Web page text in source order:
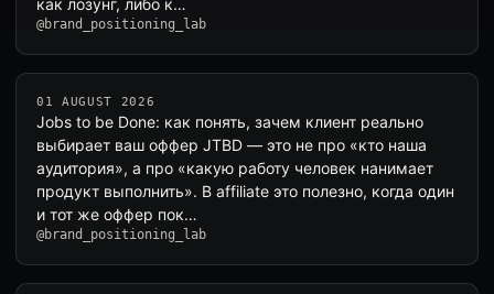
как лозунг, либо к…
@brand_positioning_lab
01 AUGUST 2026
Jobs to be Done: как понять, зачем клиент реально
выбирает ваш оффер JTBD — это не про «кто наша
аудитория», а про «какую работу человек нанимает
продукт выполнить». В affiliate это полезно, когда один
и тот же оффер пок…
@brand_positioning_lab